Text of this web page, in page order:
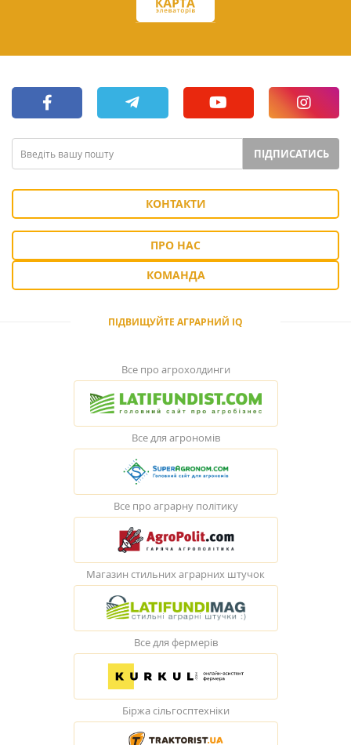
ПІДПИСАТИСЬ
КОНТАКТИ
ПРО НАС
КОМАНДА
ПІДВИЩУЙТЕ АГРАРНИЙ IQ
Все про агрохолдинги
Все для агрономів
Все про аграрну політику
Магазин стильних аграрних штучок
Все для фермерів
Біржа сільгосптехніки